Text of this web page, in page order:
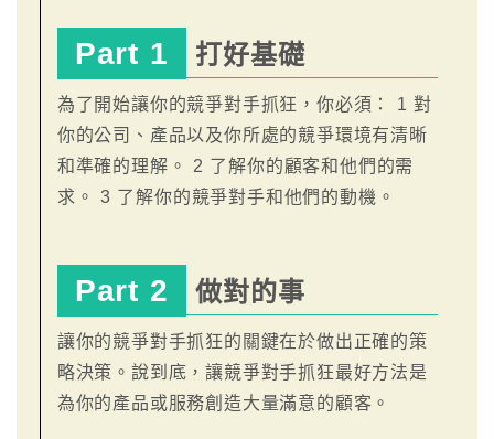
Part 1 打好基礎
為了開始讓你的競爭對手抓狂，你必須： 1 對
你的公司、產品以及你所處的競爭環境有清晰
和準確的理解。 2 了解你的顧客和他們的需
求。 3 了解你的競爭對手和他們的動機。
Part 2 做對的事
讓你的競爭對手抓狂的關鍵在於做出正確的策
略決策。說到底，讓競爭對手抓狂最好方法是
為你的產品或服務創造大量滿意的顧客。